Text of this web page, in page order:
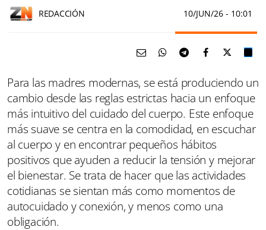
REDACCIÓN 10/JUN/26 - 10:01
Para las madres modernas, se está produciendo un
cambio desde las reglas estrictas hacia un enfoque
más intuitivo del cuidado del cuerpo. Este enfoque
más suave se centra en la comodidad, en escuchar
al cuerpo y en encontrar pequeños hábitos
positivos que ayuden a reducir la tensión y mejorar
el bienestar. Se trata de hacer que las actividades
cotidianas se sientan más como momentos de
autocuidado y conexión, y menos como una
obligación.